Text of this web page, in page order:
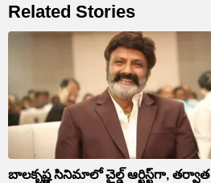
Related Stories
బాలకృష్ణ సినిమాలో చైల్డ్ ఆర్టిస్ట్‏గా, తర్వాత